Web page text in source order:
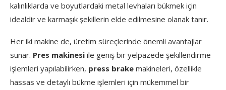
kalınlıklarda ve boyutlardaki metal levhaları bükmek için
idealdir ve karmaşık şekillerin elde edilmesine olanak tanır.
Her iki makine de, üretim süreçlerinde önemli avantajlar
sunar. Pres makinesi ile geniş bir yelpazede şekillendirme
işlemleri yapılabilirken, press brake makineleri, özellikle
hassas ve detaylı bükme işlemleri için mükemmel bir